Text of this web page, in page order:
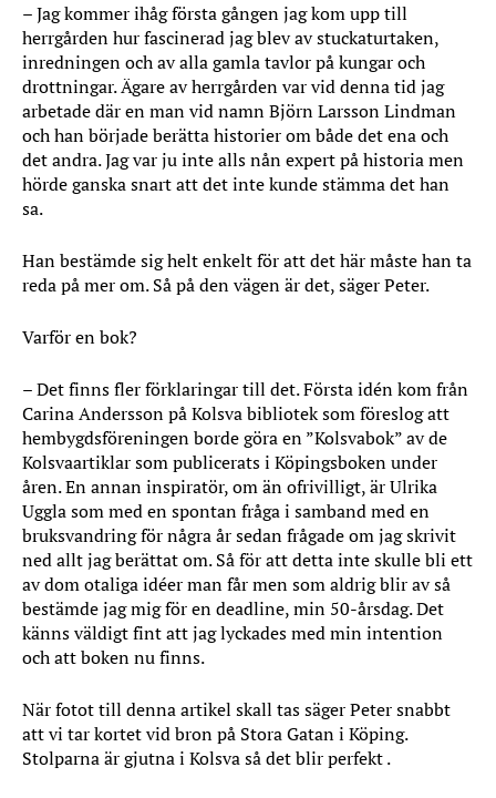
– Jag kommer ihåg första gången jag kom upp till
herrgården hur fascinerad jag blev av stuckaturtaken,
inredningen och av alla gamla tavlor på kungar och
drottningar. Ägare av herrgården var vid denna tid jag
arbetade där en man vid namn Björn Larsson Lindman
och han började berätta historier om både det ena och
det andra. Jag var ju inte alls nån expert på historia men
hörde ganska snart att det inte kunde stämma det han
sa.
Han bestämde sig helt enkelt för att det här måste han ta
reda på mer om. Så på den vägen är det, säger Peter.
Varför en bok?
– Det finns fler förklaringar till det. Första idén kom från
Carina Andersson på Kolsva bibliotek som föreslog att
hembygdsföreningen borde göra en ”Kolsvabok” av de
Kolsvaartiklar som publicerats i Köpingsboken under
åren. En annan inspiratör, om än ofrivilligt, är Ulrika
Uggla som med en spontan fråga i samband med en
bruksvandring för några år sedan frågade om jag skrivit
ned allt jag berättat om. Så för att detta inte skulle bli ett
av dom otaliga idéer man får men som aldrig blir av så
bestämde jag mig för en deadline, min 50-årsdag. Det
känns väldigt fint att jag lyckades med min intention
och att boken nu finns.
När fotot till denna artikel skall tas säger Peter snabbt
att vi tar kortet vid bron på Stora Gatan i Köping.
Stolparna är gjutna i Kolsva så det blir perfekt .